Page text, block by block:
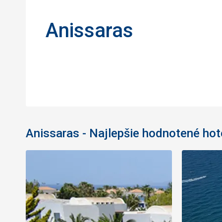
Anissaras
Anissaras - Najlepšie hodnotené